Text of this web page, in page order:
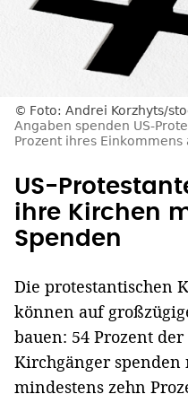
Foto: Andrei Korzhyts/
Angaben spenden US-
Prozent ihres Einkommens
US-
ihre Kirchen
Spenden
Die protestantischen
können auf
bauen: 54 Prozent
Kirchgänger spenden
mindestens zehn